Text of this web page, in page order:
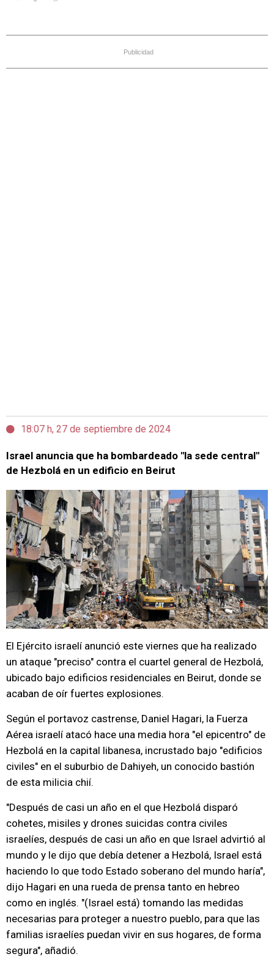
Publicidad
18:07 h, 27 de septiembre de 2024
Israel anuncia que ha bombardeado "la sede central"
de Hezbolá en un edificio en Beirut
El Ejército israelí anunció este viernes que ha realizado
un ataque "preciso" contra el cuartel general de Hezbolá,
ubicado bajo edificios residenciales en Beirut, donde se
acaban de oír fuertes explosiones.
Según el portavoz castrense, Daniel Hagari, la Fuerza
Aérea israelí atacó hace una media hora "el epicentro" de
Hezbolá en la capital libanesa, incrustado bajo "edificios
civiles" en el suburbio de Dahiyeh, un conocido bastión
de esta milicia chií.
"Después de casi un año en el que Hezbolá disparó
cohetes, misiles y drones suicidas contra civiles
israelíes, después de casi un año en que Israel advirtió al
mundo y le dijo que debía detener a Hezbolá, Israel está
haciendo lo que todo Estado soberano del mundo haría",
dijo Hagari en una rueda de prensa tanto en hebreo
como en inglés. "(Israel está) tomando las medidas
necesarias para proteger a nuestro pueblo, para que las
familias israelíes puedan vivir en sus hogares, de forma
segura", añadió.